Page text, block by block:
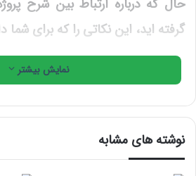
حال که درباره ارتباط بین شرح
گرفته­ اید، این نکاتی را که برای شما
خودتان یا شرکت خود
این مورد به آزادکارها زمینه ه­ایی
و انجام می­دهید را ارائه می­دهد.
تک خطی بهتر است بنابراین شما
نمایش بیشتر
نوشته های مشابه